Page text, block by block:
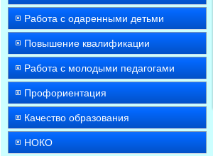
Работа с одаренными детьми
Повышение квалификации
Работа с молодыми педагогами
Профориентация
Качество образования
НОКО